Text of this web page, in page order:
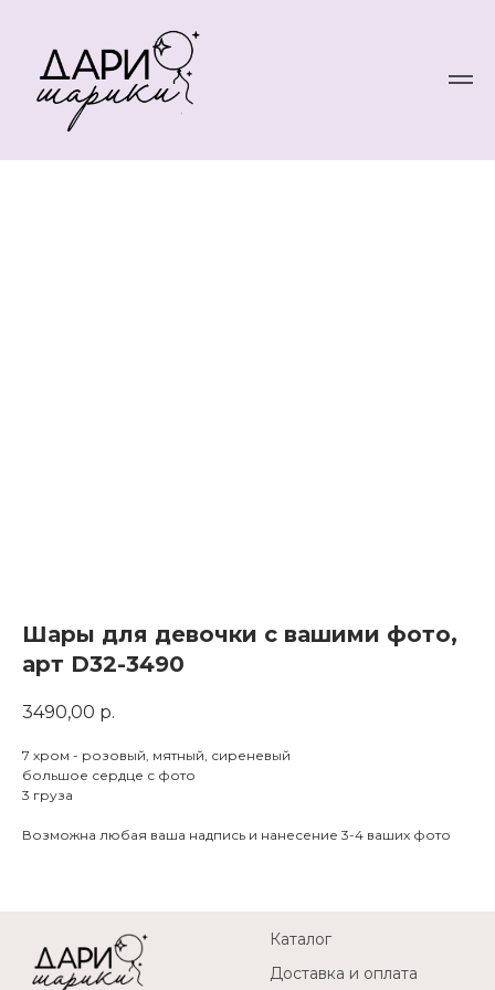
Шары для девочки с вашими фото,
арт D32-3490
3490,00 р.
7 хром - розовый, мятный, сиреневый
большое сердце с фото
3 груза
Возможна любая ваша надпись и нанесение 3-4 ваших фото
Каталог
Доставка и оплата